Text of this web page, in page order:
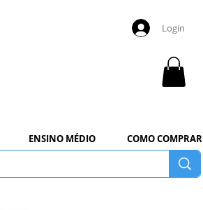
Login
ENSINO MÉDIO COMO COMPRAR